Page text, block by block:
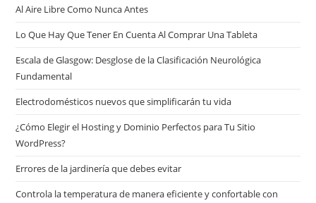
Al Aire Libre Como Nunca Antes
Lo Que Hay Que Tener En Cuenta Al Comprar Una Tableta
Escala de Glasgow: Desglose de la Clasificación Neurológica
Fundamental
Electrodomésticos nuevos que simplificarán tu vida
¿Cómo Elegir el Hosting y Dominio Perfectos para Tu Sitio
WordPress?
Errores de la jardinería que debes evitar
Controla la temperatura de manera eficiente y confortable con